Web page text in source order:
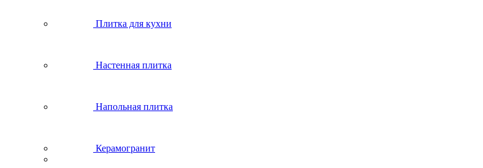
Плитка для кухни
Настенная плитка
Напольная плитка
Керамогранит